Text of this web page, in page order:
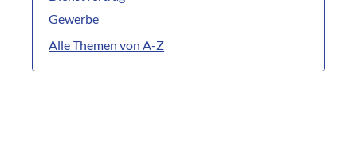
Gewerbe
Alle Themen von A-Z